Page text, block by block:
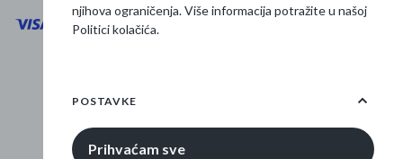
Osnovne informacije
njihova ograničenja. Više informacija potražite u našoj
Politici kolačića.
POSTAVKE
Prihvaćam sve